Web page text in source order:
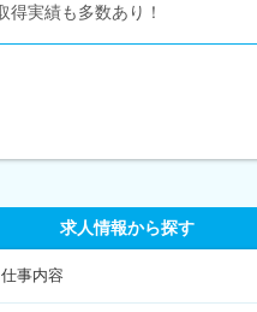
得実績も多数あり！
求人情報から探す
仕事内容